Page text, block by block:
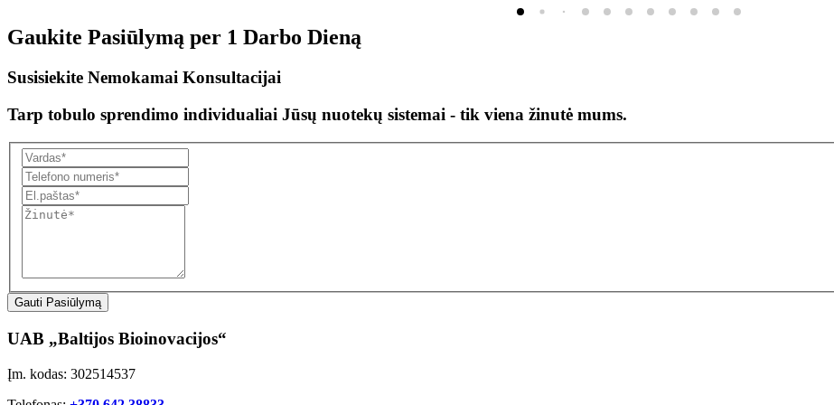
Gaukite Pasiūlymą per 1 Darbo Dieną
Susisiekite Nemokamai Konsultacijai
Tarp tobulo sprendimo individualiai Jūsų nuotekų sistemai - tik viena žinutė mums.
Gauti Pasiūlymą
UAB „Baltijos Bioinovacijos“
Įm. kodas: 302514537